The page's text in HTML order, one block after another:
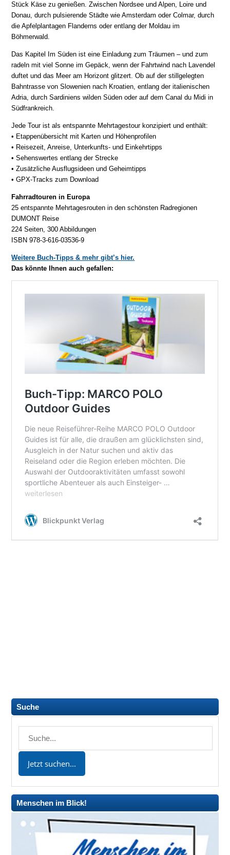
Stück Käse zu genießen. Zwischen Nordsee und Alpen, Loire und
Donau, durch pulsierende Städte wie Amsterdam oder Colmar, durch
die Apfelplantagen Flanderns oder entlang der Moldau im
Böhmerwald.
Das Kapitel Im Süden ist eine Einladung zum Träumen – und zum
radeln mit viel Sonne im Gepäck, wenn der Fahrtwind nach Lavendel
duftet und das Meer am Horizont glitzert. Ob auf der stillgelegten
Bahntrasse von Slowenien nach Kroatien, entlang der italienischen
Adria, durch Sardiniens wilden Süden oder auf dem Canal du Midi in
Südfrankreich.
Jede Tour ist als entspannte Mehrtagestour konzipiert und enthält:
• Etappenübersicht mit Karten und Höhenprofilen
• Reisezeit, Anreise, Unterkunfts- und Einkehrtipps
• Sehenswertes entlang der Strecke
• Zusätzliche Ausflugsideen und Geheimtipps
• GPX-Tracks zum Download
Fahrradtouren in Europa
25 entspannte Mehrtagesrouten in den schönsten Radregionen
DUMONT Reise
224 Seiten, 300 Abbildungen
ISBN 978-3-616-03536-9
Weitere Buch-Tipps & mehr gibt’s hier.
Das könnte Ihnen auch gefallen:
Suche
Menschen im Blick!